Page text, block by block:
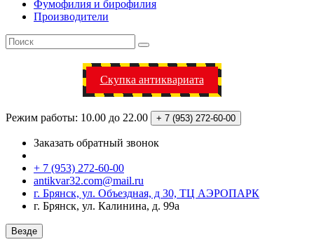
Фумофилия и бирофилия
Производители
Скупка антиквариата
Режим работы: 10.00 до 22.00 + 7 (953) 272-60-00
Заказать обратный звонок
+ 7 (953) 272-60-00
antikvar32.com@mail.ru
г. Брянск, ул. Объездная, д 30, ТЦ АЭРОПАРК
г. Брянск, ул. Калинина, д. 99а
Везде